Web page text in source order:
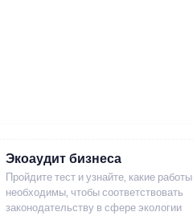
Экоаудит бизнеса
Пройдите тест и узнайте, какие работы
необходимы, чтобы соответствовать
законодательству в сфере экологии